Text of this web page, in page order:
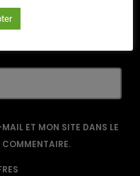
ET MON SITE DANS LE